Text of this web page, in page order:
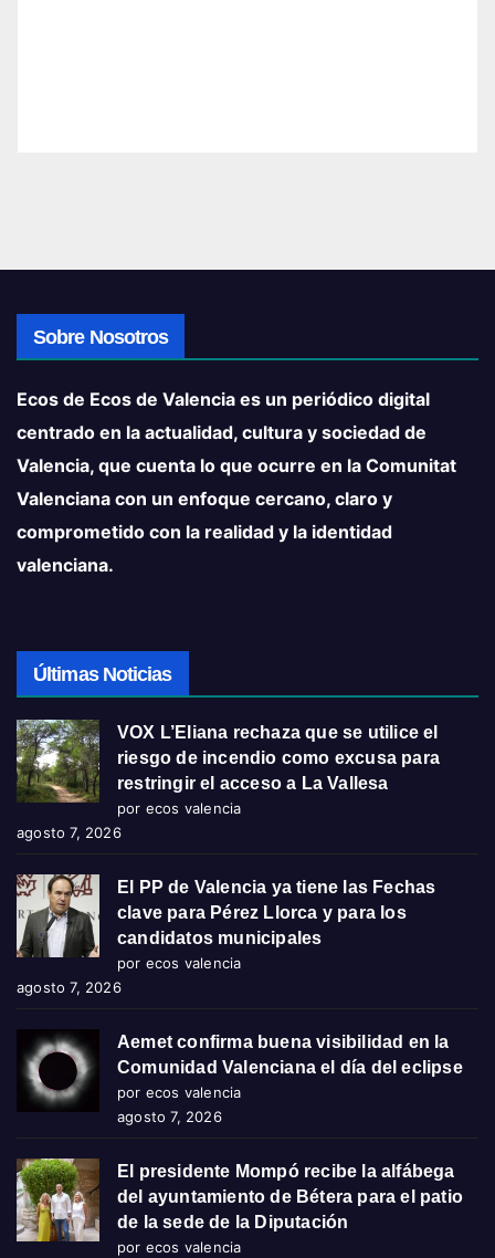
Sobre Nosotros
Ecos de Ecos de Valencia es un periódico digital
centrado en la actualidad, cultura y sociedad de
Valencia, que cuenta lo que ocurre en la Comunitat
Valenciana con un enfoque cercano, claro y
comprometido con la realidad y la identidad
valenciana.
Últimas Noticias
VOX L’Eliana rechaza que se utilice el
riesgo de incendio como excusa para
restringir el acceso a La Vallesa
por ecos valencia
agosto 7, 2026
El PP de Valencia ya tiene las Fechas
clave para Pérez Llorca y para los
candidatos municipales
por ecos valencia
agosto 7, 2026
Aemet confirma buena visibilidad en la
Comunidad Valenciana el día del eclipse
por ecos valencia
agosto 7, 2026
El presidente Mompó recibe la alfábega
del ayuntamiento de Bétera para el patio
de la sede de la Diputación
por ecos valencia